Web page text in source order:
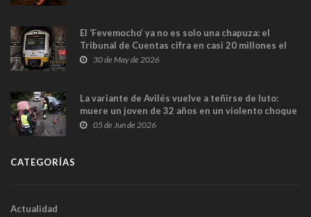
El ‘Fevemocho’ ya no es solo una chapuza: el
Tribunal de Cuentas cifra en casi 20 millones el
sobrecoste de los trenes que no cabían por los
30 de May de 2026
La variante de Avilés vuelve a teñirse de luto:
muere un joven de 32 años en un violento choque
frontal
05 de Jun de 2026
CATEGORÍAS
Actualidad